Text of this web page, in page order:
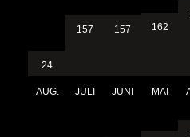
24
AUG.
157
JULI
157
JUNI
162
MAI